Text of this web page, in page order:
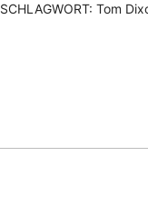
SCHLAGWORT: Tom